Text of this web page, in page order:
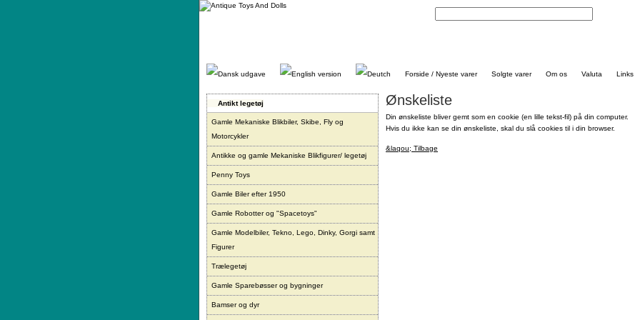
Gå
Forside / Nyeste varer Solgte varer Om os Valuta Links
Antikt legetøj
Gamle Mekaniske Blikbiler, Skibe, Fly og
Motorcykler
Antikke og gamle Mekaniske Blikfigurer/ legetøj
Penny Toys
Gamle Biler efter 1950
Gamle Robotter og "Spacetoys"
Gamle Modelbiler, Tekno, Lego, Dinky, Gorgi samt
Figurer
Trælegetøj
Gamle Sparebøsser og bygninger
Bamser og dyr
Ønskeliste
Din ønskeliste bliver gemt som en cookie (en lille tekst-fil) på din computer.
Hvis du ikke kan se din ønskeliste, skal du slå cookies til i din browser.
&laqou; Tilbage